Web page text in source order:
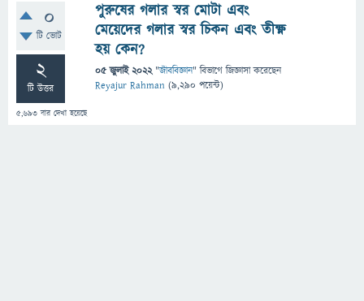
0
টি ভোট
2
টি উত্তর
5,693 বার দেখা হয়েছে
পুরুষের গলার স্বর মোটা এবং
মেয়েদের গলার স্বর চিকন এবং তীক্ষ্ণ
হয় কেন?
05 জুলাই 2022 "জীববিজ্ঞান" বিভাগে জিজ্ঞাসাকরেছেন
Reyajur Rahman (9,290 পয়েন্ট)